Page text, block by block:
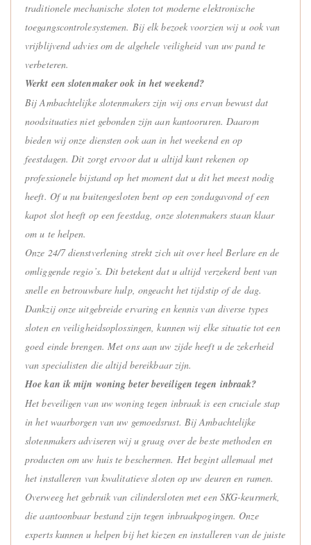
traditionele mechanische sloten tot moderne elektronische
toegangscontrolesystemen. Bij elk bezoek voorzien wij u ook van
vrijblijvend advies om de algehele veiligheid van uw pand te
verbeteren.
Werkt een slotenmaker ook in het weekend?
Bij Ambachtelijke slotenmakers zijn wij ons ervan bewust dat
noodsituaties niet gebonden zijn aan kantooruren. Daarom
bieden wij onze diensten ook aan in het weekend en op
feestdagen. Dit zorgt ervoor dat u altijd kunt rekenen op
professionele bijstand op het moment dat u dit het meest nodig
heeft. Of u nu buitengesloten bent op een zondagavond of een
kapot slot heeft op een feestdag, onze slotenmakers staan klaar
om u te helpen.
Onze 24/7 dienstverlening strekt zich uit over heel Berlare en de
omliggende regio’s. Dit betekent dat u altijd verzekerd bent van
snelle en betrouwbare hulp, ongeacht het tijdstip of de dag.
Dankzij onze uitgebreide ervaring en kennis van diverse types
sloten en veiligheidsoplossingen, kunnen wij elke situatie tot een
goed einde brengen. Met ons aan uw zijde heeft u de zekerheid
van specialisten die altijd bereikbaar zijn.
Hoe kan ik mijn woning beter beveiligen tegen inbraak?
Het beveiligen van uw woning tegen inbraak is een cruciale stap
in het waarborgen van uw gemoedsrust. Bij Ambachtelijke
slotenmakers adviseren wij u graag over de beste methoden en
producten om uw huis te beschermen. Het begint allemaal met
het installeren van kwalitatieve sloten op uw deuren en ramen.
Overweeg het gebruik van cilindersloten met een SKG-keurmerk,
die aantoonbaar bestand zijn tegen inbraakpogingen. Onze
experts kunnen u helpen bij het kiezen en installeren van de juiste